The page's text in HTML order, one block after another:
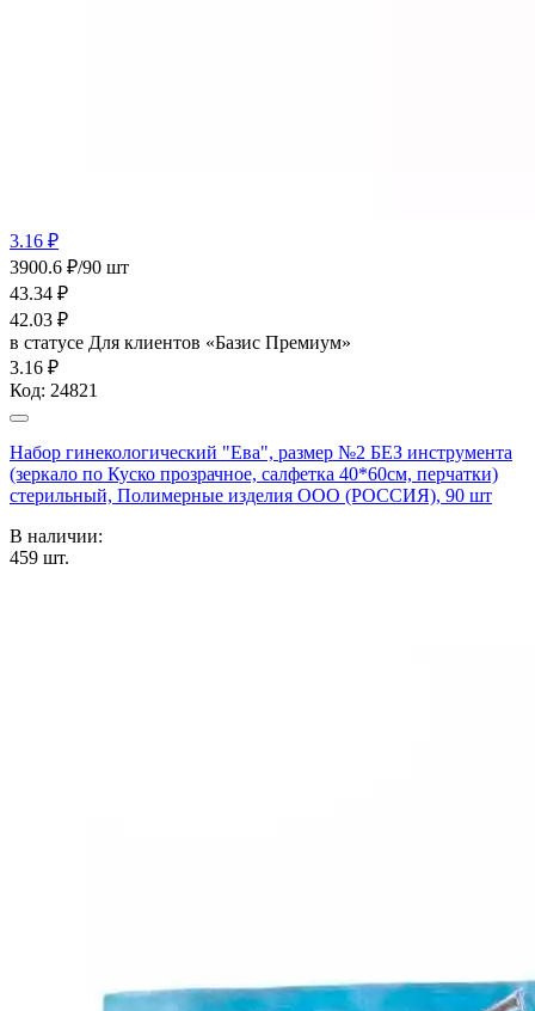
3.16 ₽
3900.6 ₽/90 шт
43.34 ₽
42.03 ₽
в статусе Для клиентов «Базис Премиум»
3.16 ₽
Код: 24821
Набор гинекологический "Ева", размер №2 БЕЗ инструмента
(зеркало по Куско прозрачное, салфетка 40*60см, перчатки)
стерильный, Полимерные изделия OOO (РОССИЯ), 90 шт
В наличии:
459 шт.